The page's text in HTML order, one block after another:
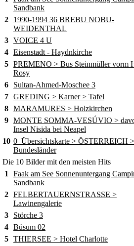
Sandbank
2
1990-1994 36 BREBU NOBU-
WEIDENTHAL
3 VOICE 4 U
4 Eisenstadt - Haydnkirche
5 PREMENO > Bus Steinmüller vorm
Rosy
6
Sultan-Ahmed-Moschee 3
7 GREDING > Karner > Tafel
8 MARAMURES > Holzkirchen
9 MONTE SOMMA-VESÚVIO >
Insel Nisida bei Neapel
10 0_Übersichtskarte > ÖSTERREICH >
Bundesländer
Die 10 Bilder mit den meisten Hits
1
Faak am See Sonnenuntergang
Sandbank
2 FELBERTAUERNSTRASSE >
Lawinengalerie
3
Störche 3
4 Büsum 02
5 THIERSEE > Hotel Charlotte